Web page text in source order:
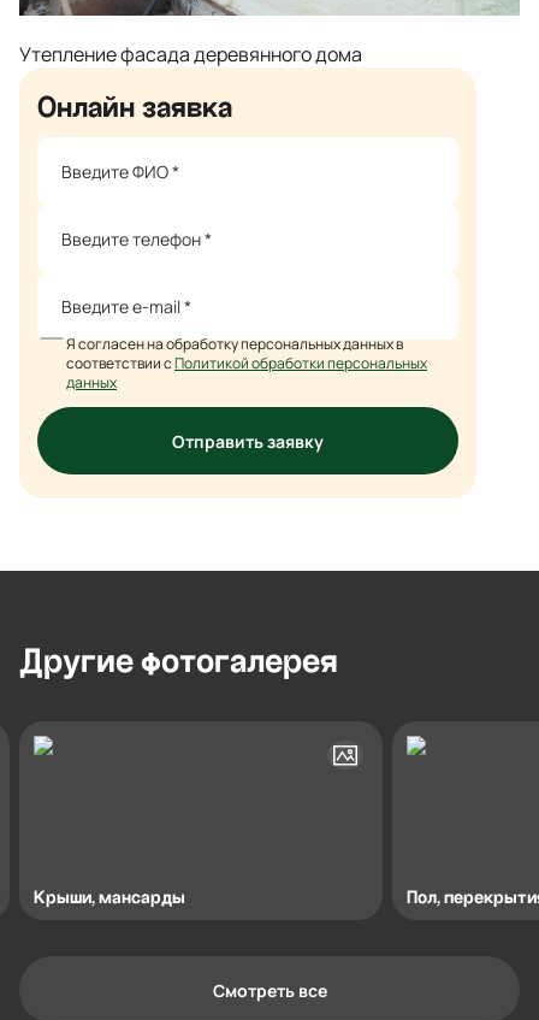
Утепление фасада деревянного дома
Онлайн заявка
Я согласен на обработку персональных данных в
соответствии сПолитикой обработки персональных
данных
Отправить заявку
Другие фотогалерея
Крыши, мансарды Пол,
Смотреть все